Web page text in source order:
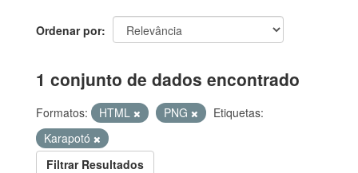
Ordenar por
1 conjunto de dados encontrado
Formatos: HTML PNG
Etiquetas:
Karapotó
Filtrar Resultados